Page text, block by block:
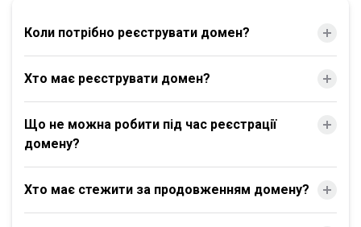
Коли потрібно реєструвати домен?
Хто має реєструвати домен?
Що не можна робити під час реєстрації
домену?
Хто має стежити за продовженням домену?